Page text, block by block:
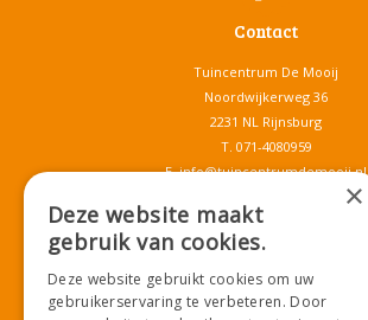
Contact
Tuincentrum De Mooij
Noordwijkerweg 36
2231 NL Rijnsburg
T. 071-4080959
E.info@tuincentrumdemooij.nl
Download onze App!
×
Deze website maakt
gebruik van cookies.
Deze website gebruikt cookies om uw
gebruikerservaring te verbeteren. Door